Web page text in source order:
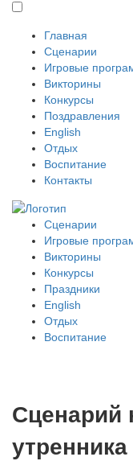
Главная
Сценарии
Игровые
Викторины
Конкурсы
Поздравления
English
Отдых
Воспитание
Контакты
Сценарии
Игровые
Викторины
Конкурсы
Праздники
English
Отдых
Воспитание
Сценарий
утренника